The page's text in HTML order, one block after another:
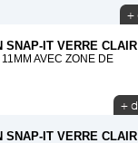
SNAP-IT VERRE CLAIR
AVEC ZONE DE
SNAP-IT VERRE CLAIR